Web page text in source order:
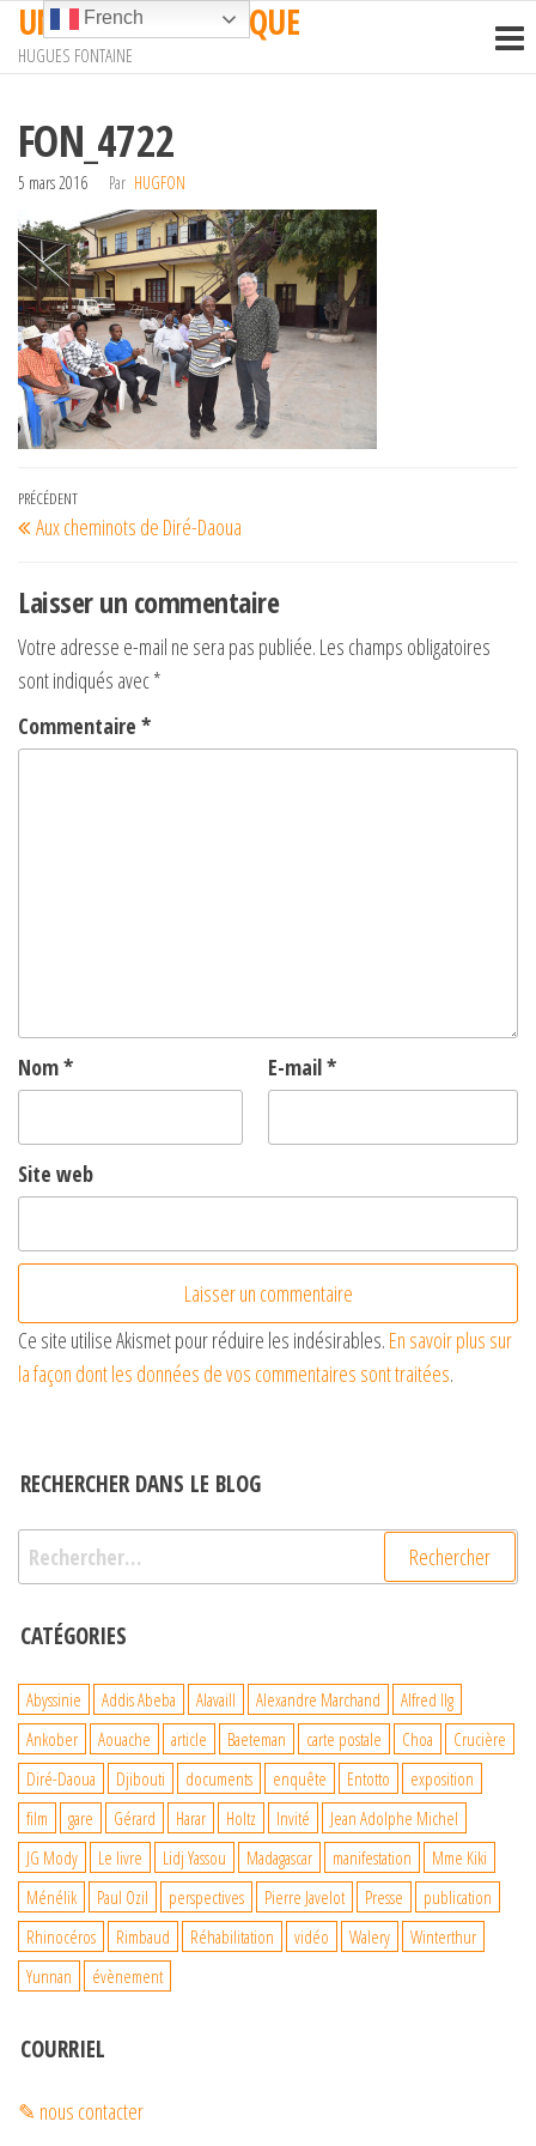
Passer
contenu
UN TRAIN EN AFRIQUE
HUGUES FONTAINE
FON_4722
5 mars 2016 Par HUGFON
Navigation
de
l’article
Article
précédent
PRÉCÉDENT
Aux cheminots de Diré-Daoua
Laisser un commentaire
Votre adresse e-mail ne sera pas publiée. Les champs obligatoires
sont indiqués avec*
Commentaire *
Nom* E-mail*
Site web
Ce site utilise Akismet pour réduire les indésirables. En savoir plus sur
la façon dont les données de vos commentaires sont traitées.
RECHERCHER DANS LE BLOG
Rechercher :
CATÉGORIES
Abyssinie Addis Abeba Alavaill Alexandre Marchand
Alfred Ilg
Ankober
Aouache article Baeteman carte postale Choa
Crucière
Diré-Daoua
Djibouti documents enquête Entotto
exposition
film
gare Gérard Harar Holtz Invité
Jean Adolphe Michel
JG Mody
Le livre Lidj Yassou Madagascar manifestation
Mme Kiki
Ménélik
Paul Ozil perspectives Pierre Javelot Presse
publication
Rhinocéros
Rimbaud Réhabilitation vidéo Walery
Winterthur
Yunnan
évènement
COURRIEL
✎ nous contacter
French